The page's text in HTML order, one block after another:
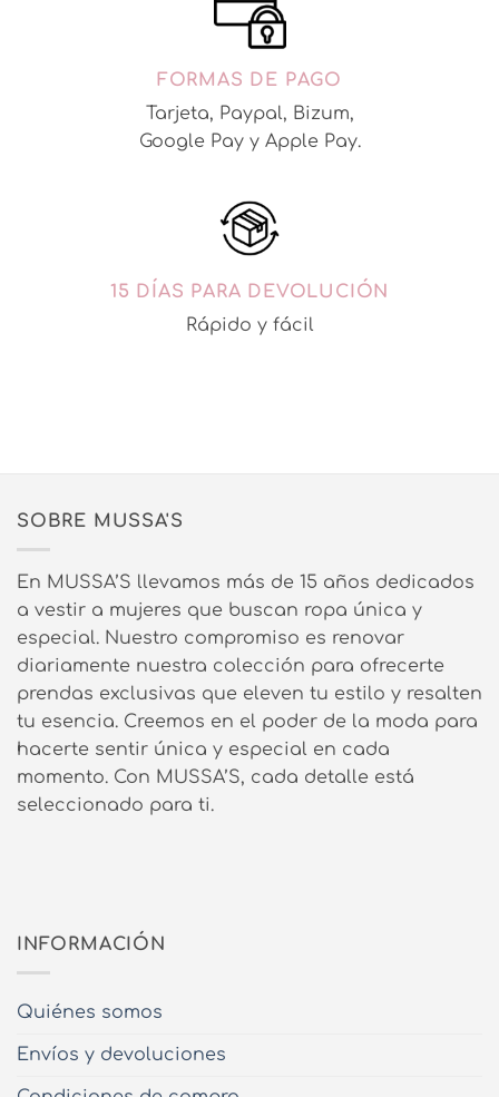
FORMAS DE PAGO
Tarjeta, Paypal, Bizum,
Google Pay y Apple Pay.
15 DÍAS PARA DEVOLUCIÓN
Rápido y fácil
SOBRE MUSSA'S
En MUSSA’S llevamos más de 15 años dedicados
a vestir a mujeres que buscan ropa única y
especial. Nuestro compromiso es renovar
diariamente nuestra colección para ofrecerte
prendas exclusivas que eleven tu estilo y resalten
tu esencia. Creemos en el poder de la moda para
hacerte sentir única y especial en cada
momento. Con MUSSA’S, cada detalle está
seleccionado para ti.
INFORMACIÓN
Quiénes somos
Envíos y devoluciones